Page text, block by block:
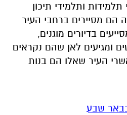
ותלמידי תיכון
הם מסיירים ברחבי העיר
בדיורים מוגנים,
ומגיעים לאן שהם נקראים
העיר שאלו הם בנות
שבע